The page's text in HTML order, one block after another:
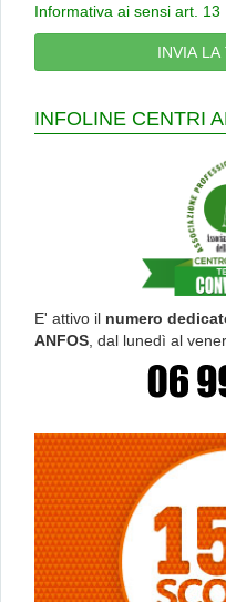
Informativa ai sensi art. 13
INFOLINE CENTRI
E' attivo il numero
ANFOS , dal lunedì al